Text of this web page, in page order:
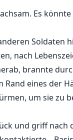
Es
Soldaten
nach
brannte
Rand eines der
um sie zu
und griff